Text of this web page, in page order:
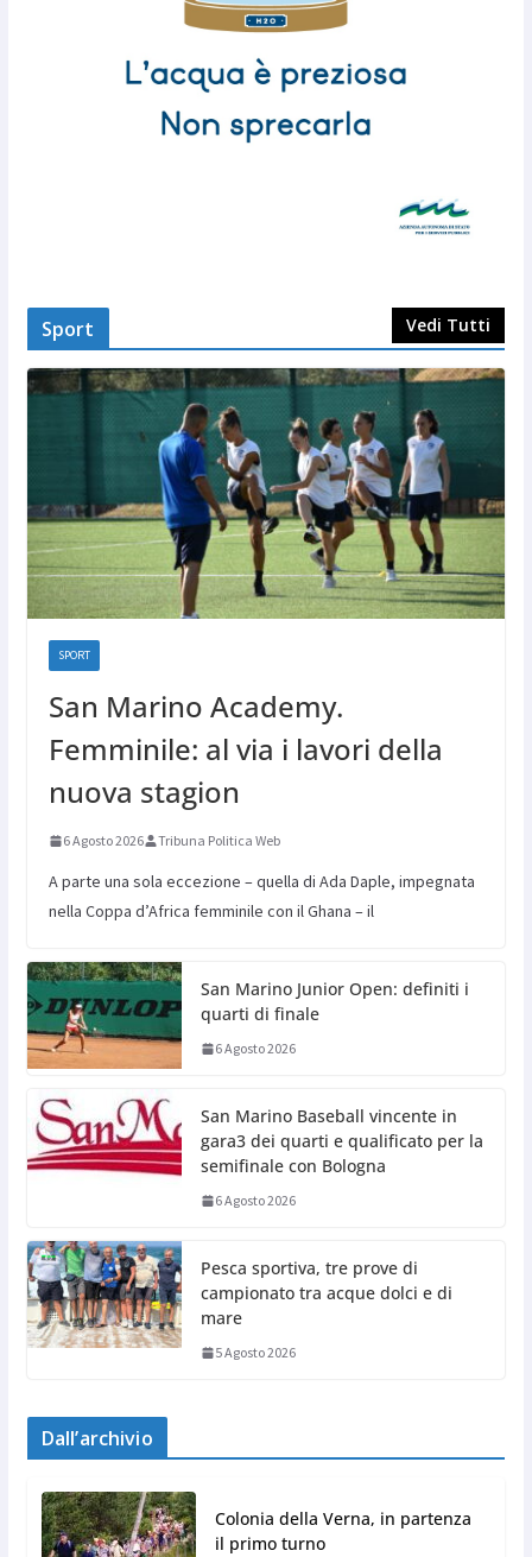
Sport Vedi Tutti
SPORT
San Marino Academy.
Femminile: al via i lavori della
nuova stagion
6 Agosto 2026 Tribuna Politica Web
A parte una sola eccezione – quella di Ada Daple, impegnata
nella Coppa d’Africa femminile con il Ghana – il
San Marino Junior Open: definiti i
quarti di finale
6 Agosto 2026
San Marino Baseball vincente in
gara3 dei quarti e qualificato per la
semifinale con Bologna
6 Agosto 2026
Pesca sportiva, tre prove di
campionato tra acque dolci e di
mare
5 Agosto 2026
Dall’archivio
Colonia della Verna, in partenza
il primo turno